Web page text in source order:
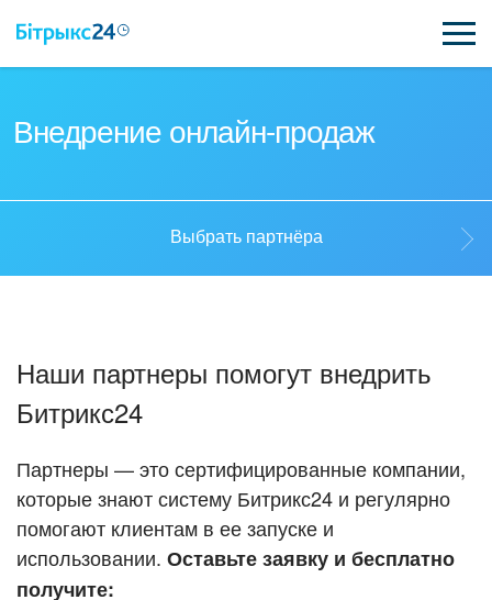
ПОДДЕРЖКА
ВХОД
ВХОД
Внедрение онлайн-продаж
Стать партнёром
Кейсы партнёров
Смотреть видеокейсы
Выбрать партнёра
Наши партнеры помогут внедрить
Битрикс24
Партнеры — это сертифицированные компании,
которые знают систему Битрикс24 и регулярно
помогают клиентам в ее запуске и
использовании. Оставьте заявку и бесплатно
получите: